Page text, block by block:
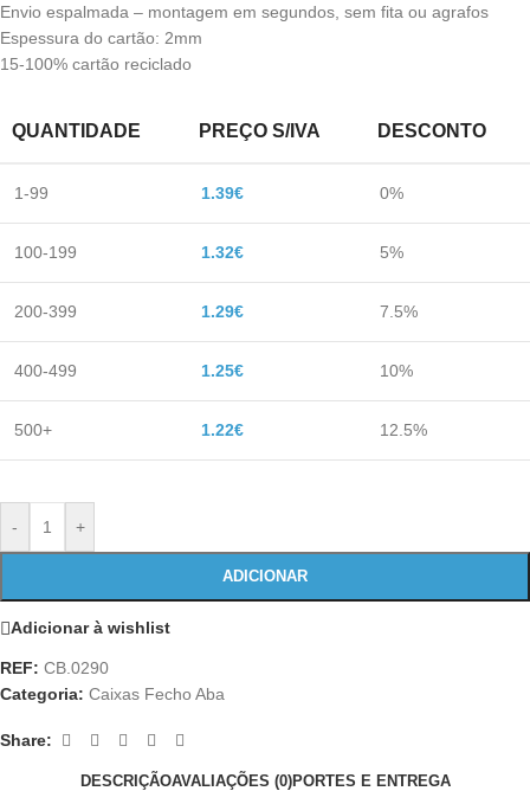
Envio espalmada – montagem em segundos, sem fita ou agrafos
Espessura do cartão: 2mm
15-100% cartão reciclado
QUANTIDADE PREÇO S/IVA DESCONTO
1-99 1.39€ 0%
100-199 1.32€ 5%
200-399 1.29€ 7.5%
400-499 1.25€ 10%
500+ 1.22€ 12.5%
- +
ADICIONAR
Adicionar à wishlist
REF: CB.0290
Categoria: Caixas Fecho Aba
Share:
DESCRIÇÃOAVALIAÇÕES (0)PORTES E ENTREGA